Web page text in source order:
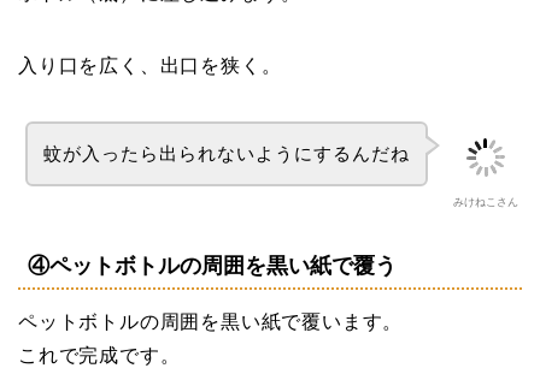
入り口を広く、出口を狭く。
みけねこさん
蚊が入ったら出られないようにするんだね
④ペットボトルの周囲を黒い紙で覆う
ペットボトルの周囲を黒い紙で覆います。
これで完成です。